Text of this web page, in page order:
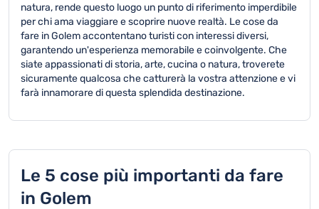
natura, rende questo luogo un punto di riferimento imperdibile
per chi ama viaggiare e scoprire nuove realtà. Le cose da
fare in Golem accontentano turisti con interessi diversi,
garantendo un'esperienza memorabile e coinvolgente. Che
siate appassionati di storia, arte, cucina o natura, troverete
sicuramente qualcosa che catturerà la vostra attenzione e vi
farà innamorare di questa splendida destinazione.
Le 5 cose più importanti da fare
in Golem